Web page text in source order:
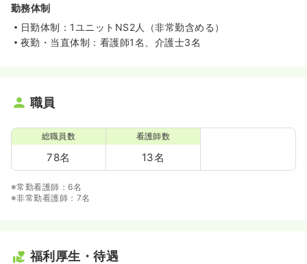
勤務体制
日勤体制：1ユニットNS2人（非常勤含める）
夜勤・当直体制：看護師1名、介護士3名
職員
総職員数
78名
看護師数
13名
※常勤看護師：6名
※非常勤看護師：7名
福利厚生・待遇